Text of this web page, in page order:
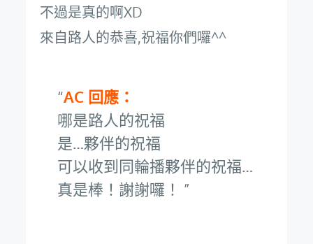
不過是真的啊XD
來自路人的恭喜,祝福你們囉^^
AC 回應：
哪是路人的祝福
是…夥伴的祝福
可以收到同輪播夥伴的祝福…
真是棒！謝謝囉！